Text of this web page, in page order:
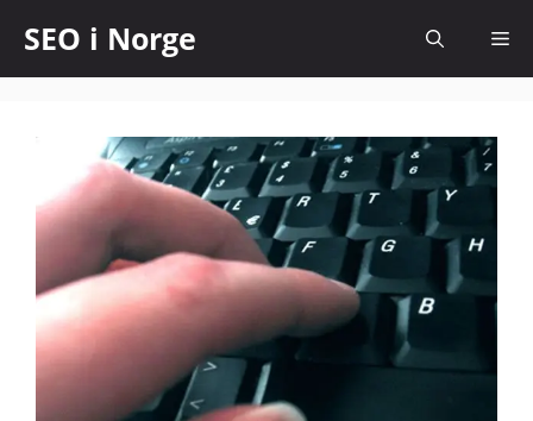
SEO i Norge